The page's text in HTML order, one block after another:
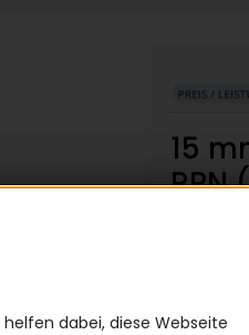
15
RPN
dabei, diese Webseite